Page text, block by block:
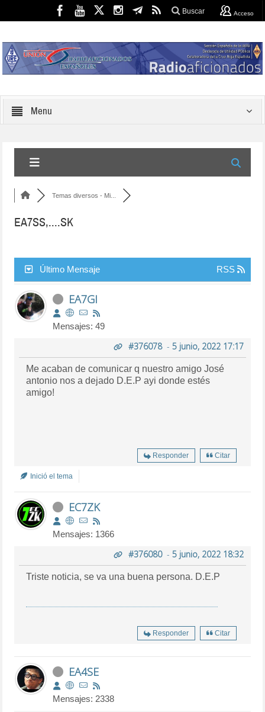
Buscar Acceso
Menu
Temas diversos - Mi...
EA7SS,....SK
Último Mensaje RSS
EA7GI
Mensajes: 49
#376078- 5 junio, 2022 17:17
Me acaban de comunicar q nuestro amigo José
antonio nos a dejado D.E.P ayi donde estés
amigo!
Responder Citar
Inició el tema
EC7ZK
Mensajes: 1366
#376080- 5 junio, 2022 18:32
Triste noticia, se va una buena persona. D.E.P
Responder Citar
EA4SE
Mensajes: 2338